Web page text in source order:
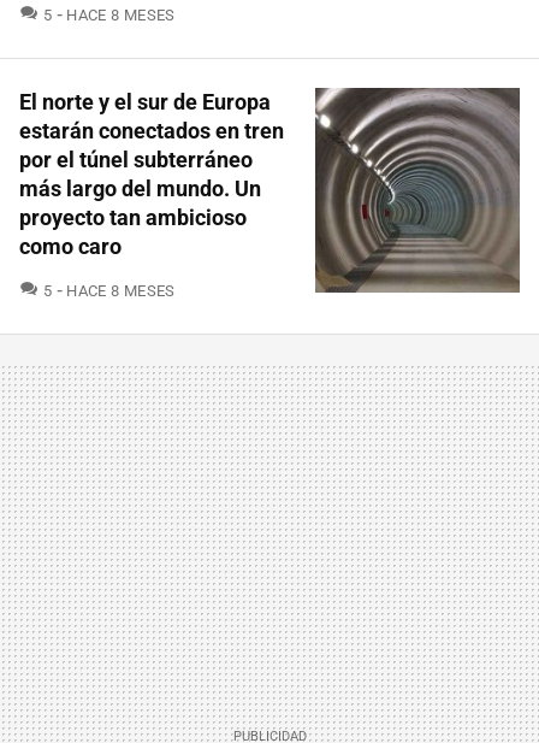
5 COMENTARIOS
HACE 8 MESES
El norte y el sur de Europa
estarán conectados en tren
por el túnel subterráneo
más largo del mundo. Un
proyecto tan ambicioso
como caro
5 COMENTARIOS
HACE 8 MESES